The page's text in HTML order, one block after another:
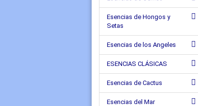
Esencias de Hongos y
Setas
Esencias de los Angeles
ESENCIAS CLÁSICAS
Esencias de Cactus
Esencias del Mar